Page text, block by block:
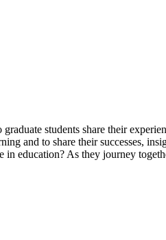
students share their
and to share their successes,
education? As they journey